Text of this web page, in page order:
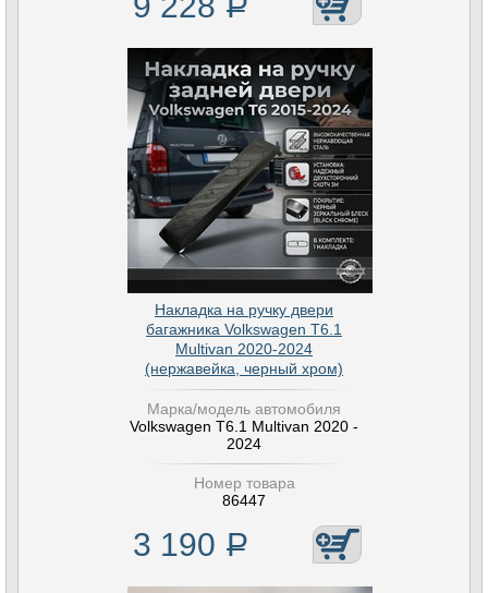
Накладка на ручку двери
багажника Volkswagen T6.1
Multivan 2020-2024
(нержавейка, черный хром)
Марка/модель автомобиля
Volkswagen T6.1 Multivan 2020 -
2024
Номер товара
86447
3 190 Р